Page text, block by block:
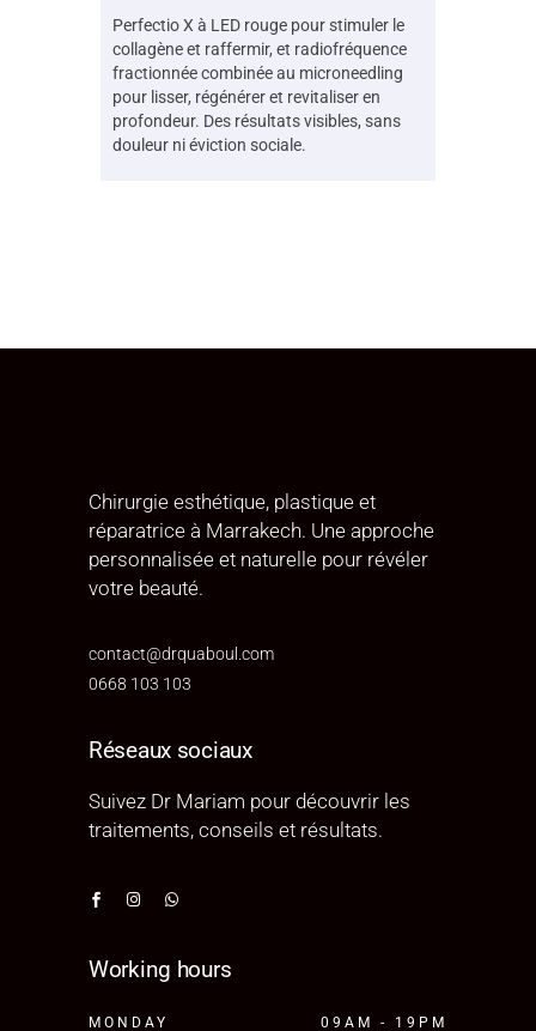
Perfectio X à LED rouge pour stimuler le
collagène et raffermir, et radiofréquence
fractionnée combinée au microneedling
pour lisser, régénérer et revitaliser en
profondeur. Des résultats visibles, sans
douleur ni éviction sociale.
Chirurgie esthétique, plastique et
réparatrice à Marrakech. Une approche
personnalisée et naturelle pour révéler
votre beauté.
contact@drquaboul.com
0668 103 103
Réseaux sociaux
Suivez Dr Mariam pour découvrir les
traitements, conseils et résultats.
Working hours
MONDAY 09AM - 19PM